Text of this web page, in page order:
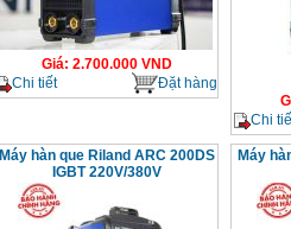
Giá: 2.700.000VND
Chi tiết
Đặt hàng
Chi
Máy hàn que Riland ARC 200DS
IGBT 220V/380V
Máy